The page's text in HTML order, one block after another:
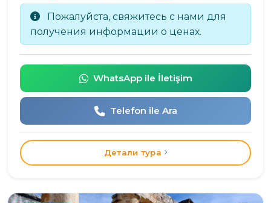
Пожалуйста, свяжитесь с нами для
получения информации о ценах.
WhatsApp ile İletişim
Telefon ile Ara
Детали тура